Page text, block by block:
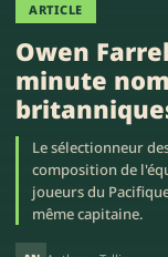
ARTICLE
Owen
minute
Le sélectionneur
composition de
joueurs du
même capitaine.